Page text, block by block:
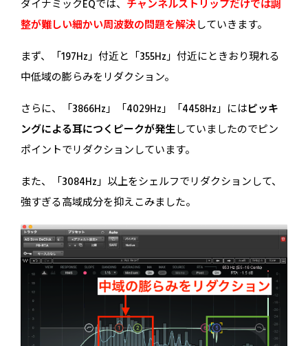
ダイナミックEQでは、 チャンネルストリップだけでは調
整が難しい細かい周波数の問題を解決していきます。
まず、「197Hz」付近と「355Hz」付近にときおり現れる
中低域の膨らみをリダクション。
さらに、「3866Hz」「4029Hz」「4458Hz」にはピッキ
ングによる耳につくピークが発生していましたのでピン
ポイントでリダクションしています。
また、「3084Hz」以上をシェルフでリダクションして、
強すぎる高域成分を抑えこみました。